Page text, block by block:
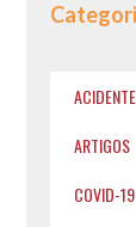
ARTIGOS
COVID-19